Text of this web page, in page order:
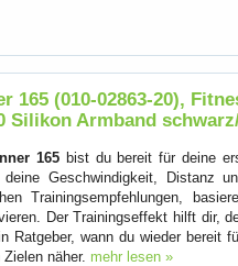
165 (010-02863-20),
Silikon Armband
165 bist du bereit für deine
deine Geschwindigkeit, Distanz
Trainingsempfehlungen,
Der Trainingseffekt hilft dir,
Ratgeber, wann du wieder bereit
näher. mehr lesen »